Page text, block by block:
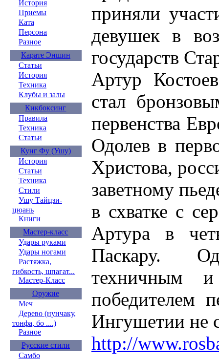
История
Приемы
Ката
Персона
Разное
Карате Эншин
Статьи
История
Техника
Клубы и залы
Кикбоксинг
Правила
Техника
Статьи
Кунг Фу (Ушу)
История
Статьи
Техника
Стили
Ушу Тайцзи-
цюань
Книги
Мастер-класс
Удары руками
Удары ногами
Растяжка,
гибкость, шпагат...
Мастер-Класс
Оружие
Меч
Дерево (нунчаку,
тонфа, бо ....)
Разное
Русские стили
Самбо
приняли
девушек в
государств
Артур
стал
первенства
Одолев в
Христова,
заветному
в схватке с
Артура в
Паскару.
техничным
победителем
Ингушетии не
http://